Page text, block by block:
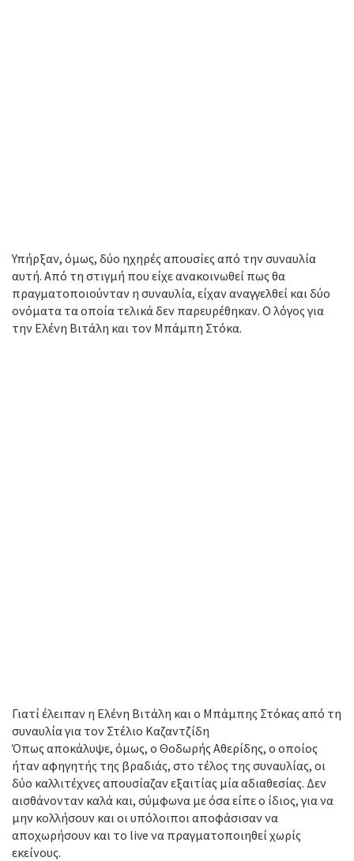
Υπήρξαν, όμως, δύο ηχηρές απουσίες από την συναυλία
αυτή. Από τη στιγμή που είχε ανακοινωθεί πως θα
πραγματοποιούνταν η συναυλία, είχαν αναγγελθεί και δύο
ονόματα τα οποία τελικά δεν παρευρέθηκαν. Ο λόγος για
την Ελένη Βιτάλη και τον Μπάμπη Στόκα.
Γιατί έλειπαν η Ελένη Βιτάλη και ο Μπάμπης Στόκας από τη
συναυλία για τον Στέλιο Καζαντζίδη
Όπως αποκάλυψε, όμως, ο Θοδωρής Αθερίδης, ο οποίος
ήταν αφηγητής της βραδιάς, στο τέλος της συναυλίας, οι
δύο καλλιτέχνες απουσίαζαν εξαιτίας μία αδιαθεσίας. Δεν
αισθάνονταν καλά και, σύμφωνα με όσα είπε ο ίδιος, για να
μην κολλήσουν και οι υπόλοιποι αποφάσισαν να
αποχωρήσουν και το live να πραγματοποιηθεί χωρίς
εκείνους.